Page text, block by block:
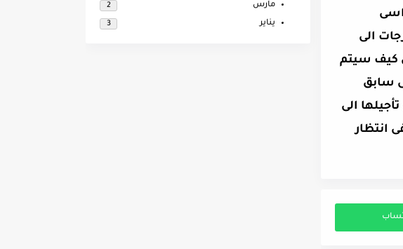
الى
كيف سيتم
سابق
الى
انتظار
مارس 2
يناير 3